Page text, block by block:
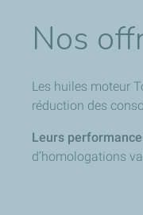
Nos
Les huiles moteur
réduction des
Leurs
d’homologations